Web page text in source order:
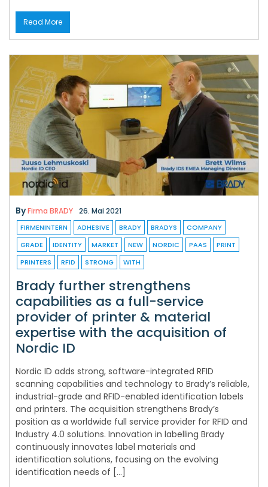
Read More
ByFirma BRADY 26. Mai 2021
FIRMENINTERN ADHESIVE BRADY BRADYS
COMPANY
GRADE
IDENTITY MARKET NEW NORDIC PAAS
PRINT
PRINTERS
RFID STRONG WITH
Brady further strengthens
capabilities as a full-service
provider of printer & material
expertise with the acquisition of
Nordic ID
Nordic ID adds strong, software-integrated RFID
scanning capabilities and technology to Brady’s reliable,
industrial-grade and RFID-enabled identification labels
and printers. The acquisition strengthens Brady’s
position as a worldwide full service provider for RFID and
Industry 4.0 solutions. Innovation in labelling Brady
continuously innovates label materials and
identification solutions, focusing on the evolving
identification needs of […]